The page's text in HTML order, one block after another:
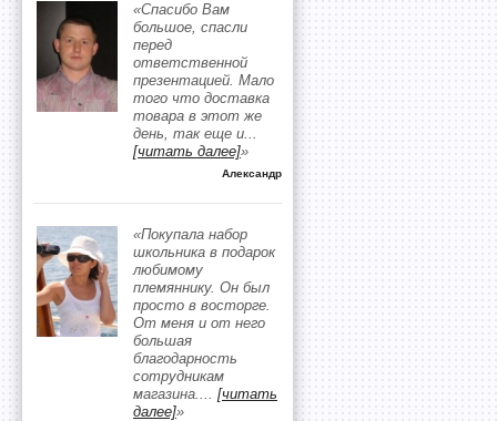
«Спасибо Вам
большое, спасли
перед
ответственной
презентацией. Мало
того что доставка
товара в этот же
день, так еще и...
[читать далее]»
Александр
«Покупала набор
школьника в подарок
любимому
племяннику. Он был
просто в восторге.
От меня и от него
большая
благодарность
сотрудникам
магазина.... [читать
далее]»